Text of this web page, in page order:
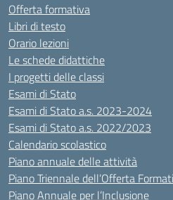
Offerta formativa
Libri di testo
Orario lezioni
Le schede didattiche
I progetti delle classi
Esami di Stato
Esami di Stato a.s. 2023-2024
Esami di Stato a.s. 2022/2023
Calendario scolastico
Piano annuale delle attività
Piano Triennale dell’Offerta
Piano Annuale per l’Inclusione